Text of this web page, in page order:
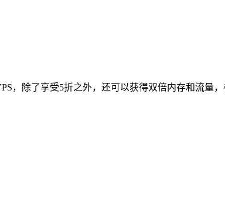
，除了享受5折之外，还可以获得双倍内存和流量